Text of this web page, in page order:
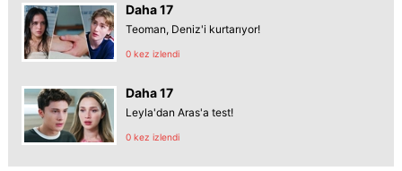
Daha 17
Teoman, Deniz'i kurtarıyor!
0 kez izlendi
Daha 17
Leyla'dan Aras'a test!
0 kez izlendi